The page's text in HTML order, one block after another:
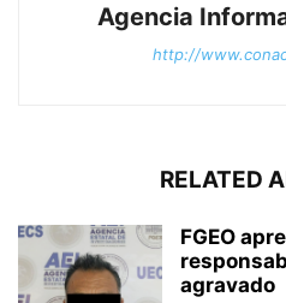
Agencia
http://
RELATED
FGEO
agravado